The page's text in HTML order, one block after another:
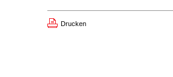
Drucken